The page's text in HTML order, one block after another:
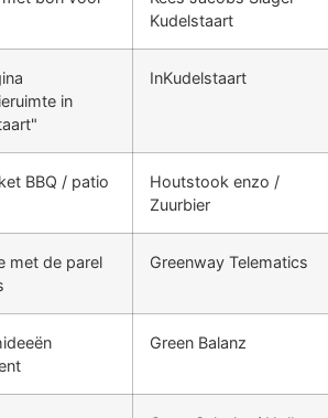
Kudelstaart
in
InKudelstaart
BBQ / patio
Houtstook enzo /
Zuurbier
met de parel
Greenway Telematics
Green Balanz